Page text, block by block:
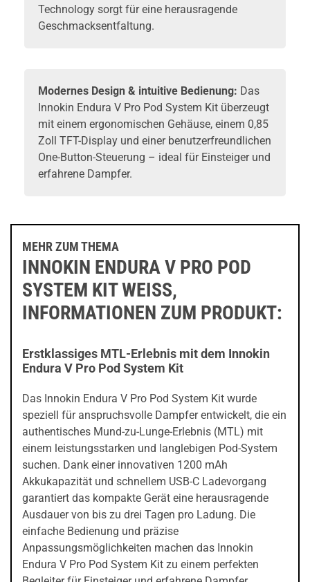
Technology sorgt für eine herausragende
Geschmacksentfaltung.
Modernes Design & intuitive Bedienung: Das
Innokin Endura V Pro Pod System Kit überzeugt
mit einem ergonomischen Gehäuse, einem 0,85
Zoll TFT-Display und einer benutzerfreundlichen
One-Button-Steuerung – ideal für Einsteiger und
erfahrene Dampfer.
MEHR ZUM THEMA
INNOKIN ENDURA V PRO POD
SYSTEM KIT WEISS,
INFORMATIONEN ZUM PRODUKT:
Erstklassiges MTL-Erlebnis mit dem Innokin
Endura V Pro Pod System Kit
Das Innokin Endura V Pro Pod System Kit wurde
speziell für anspruchsvolle Dampfer entwickelt, die ein
authentisches Mund-zu-Lunge-Erlebnis (MTL) mit
einem leistungsstarken und langlebigen Pod-System
suchen. Dank einer innovativen 1200 mAh
Akkukapazität und schnellem USB-C Ladevorgang
garantiert das kompakte Gerät eine herausragende
Ausdauer von bis zu drei Tagen pro Ladung. Die
einfache Bedienung und präzise
Anpassungsmöglichkeiten machen das Innokin
Endura V Pro Pod System Kit zu einem perfekten